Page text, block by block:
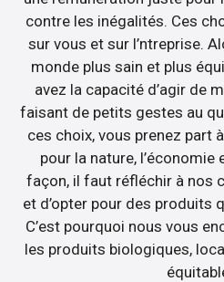
contre les inégalités. Ces
sur vous et sur l’ntreprise.
monde plus sain et plus
avez la capacité d’agir de
faisant de petits gestes au
ces choix, vous prenez part
pour la nature, l’économie
façon, il faut réfléchir à nos
et d’opter pour des produits
C’est pourquoi nous vous
les produits biologiques,